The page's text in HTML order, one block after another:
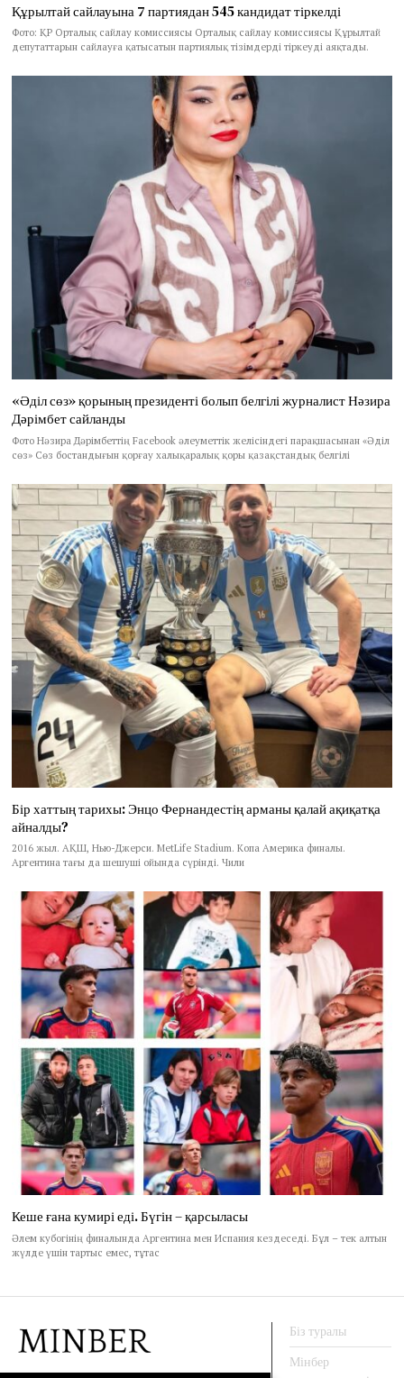
Құрылтай сайлауына 7 партиядан 545 кандидат тіркелді
Фото: ҚР Орталық сайлау комиссиясы Орталық сайлау комиссиясы Құрылтай
депутаттарын сайлауға қатысатын партиялық тізімдерді тіркеуді аяқтады.
«Әділ сөз» қорының президенті болып белгілі журналист Нәзира
Дәрімбет сайланды
Фото Нәзира Дәрімбеттің Facebook әлеуметтік желісіндегі парақшасынан «Әділ
сөз» Сөз бостандығын қорғау халықаралық қоры қазақстандық белгілі
Бір хаттың тарихы: Энцо Фернандестің арманы қалай ақиқатқа
айналды?
2016 жыл. АҚШ, Нью-Джерси. MetLife Stadium. Копа Америка финалы.
Аргентина тағы да шешуші ойында сүрінді. Чили
Кеше ғана кумирі еді. Бүгін – қарсыласы
Әлем кубогінің финалында Аргентина мен Испания кездеседі. Бұл – тек алтын
жүлде үшін тартыс емес, тұтас
Біз туралы
Мінбер